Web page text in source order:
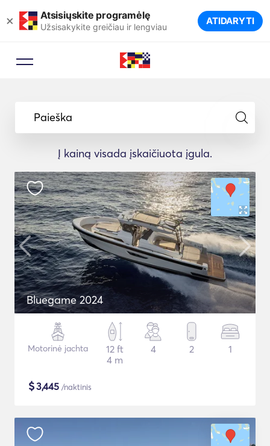
× Atsisiųskite programėlę
Užsisakykite greičiau ir lengviau ATIDARYTI
Paieška
Į kainą visada įskaičiuota įgula.
Bluegame 2024
Motorinė jachta
12 ft
4 m
4 2 1
$3,445 /naktinis